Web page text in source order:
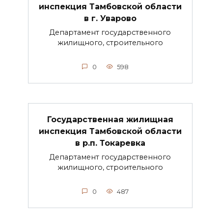
инспекция Тамбовской области
в г. Уварово
Департамент государственного
жилищного, строительного
0 598
Государственная жилищная
инспекция Тамбовской области
в р.п. Токаревка
Департамент государственного
жилищного, строительного
0 487